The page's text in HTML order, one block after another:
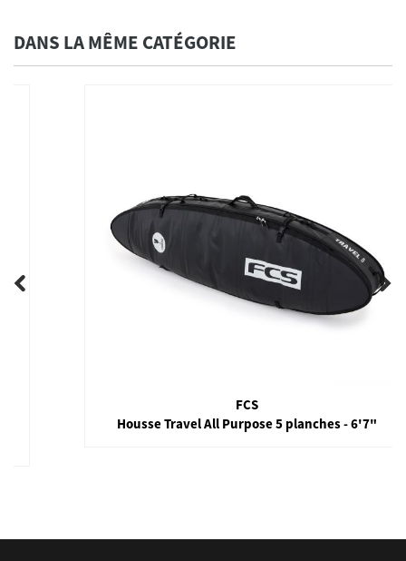
DANS LA MÊME CATÉGORIE
Housse Travel All Purpose 5 planches - 6'7"